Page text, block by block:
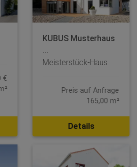
€
KUBUS Musterhaus
...
Meisterstück-Haus
Preis auf Anfrage
165,00 m²
Details